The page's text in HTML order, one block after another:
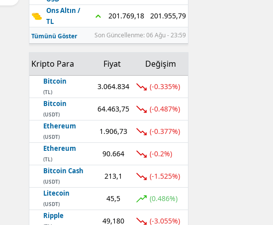
Ons Altın /
TL
201.769,18 201.955,79
Tümünü Göster Son Güncellenme: 06 Ağu - 23:59
Kripto Para Fiyat Değişim
Bitcoin
(TL)
3.064.834 (-0.335%)
Bitcoin
(USDT)
64.463,75 (-0.487%)
Ethereum
(USDT)
1.906,73 (-0.377%)
Ethereum
(TL)
90.664 (-0.2%)
Bitcoin Cash
(USDT)
213,1 (-1.525%)
Litecoin
(USDT)
45,5 (0.486%)
Ripple
49,180 (-3.055%)